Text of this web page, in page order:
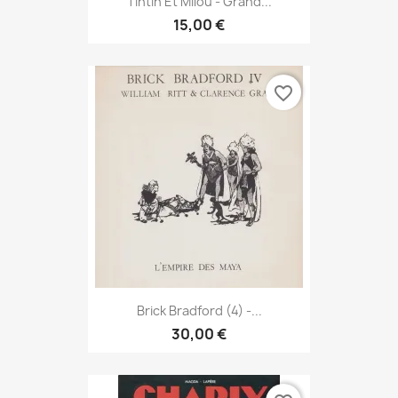
15,00 €
Brick Bradford (4) -...
30,00 €
favorite_border